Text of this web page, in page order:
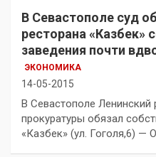
В Севастополе суд
ресторана «Казбек»
заведения почти
ЭКОНОМИКА
14-05-2015
В Севастополе Ленинский
прокуратуры обязал
«Казбек» (ул. Гоголя,6) —